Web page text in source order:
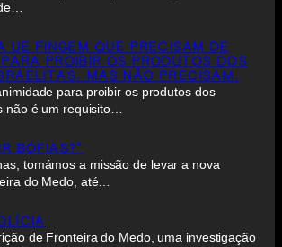
UE FINGEM QUE PRECISAM DE
PROIBIR OS PRODUTOS DOS
MAS NÃO PRECISAM.
para proibir os produtos dos
não é um requisito…
BÓFIAS?”
tomámos a missão de levar a nova
do Medo, até…
de Fronteira do Medo, uma investigação